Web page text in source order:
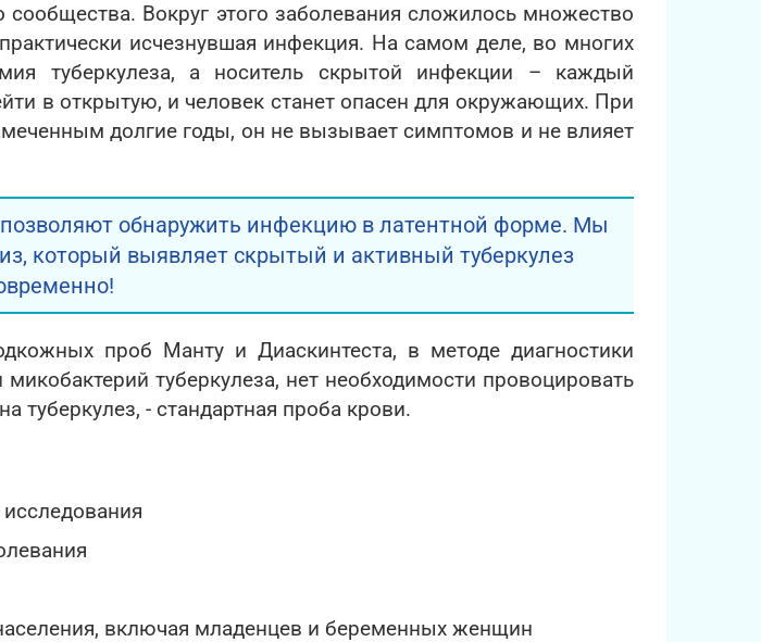
Вокруг этого заболевания сложилось множество
исчезнувшая инфекция. На самом деле, во многих
туберкулеза, а носитель скрытой инфекции – каждый
в открытую, и человек станет опасен для окружающих. При
долгие годы, он не вызывает симптомов и не влияет
обнаружить инфекцию в латентной форме. Мы
который выявляет скрытый и активный туберкулез
проб Манту и Диаскинтеста, в методе диагностики
туберкулеза, нет необходимости провоцировать
туберкулез, - стандартная проба крови.
включая младенцев и беременных женщин